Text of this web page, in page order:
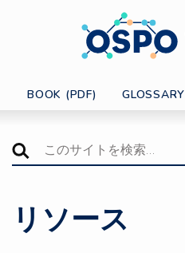
BOOK (PDF) GLOSSARY
リソース